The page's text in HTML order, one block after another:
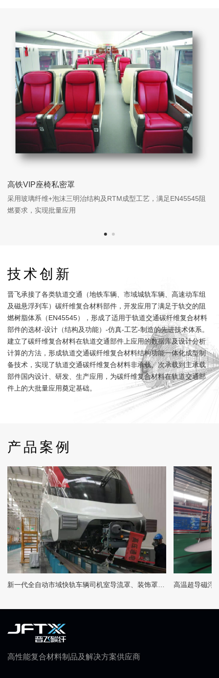
高铁VIP座椅私密罩
采用玻璃纤维+泡沫三明治结构及RTM成型工艺，满足EN45545阻
燃要求，实现批量应用
标动设备舱
采用预浸料模压、袋压工艺，满足EN45545阻燃、UIC651抗冲击、
IEC61373振动冲击等要求，实现减重30%以上
通过了一千万次的疲劳测试和60万公里路试
技术创新
晋飞承接了各类轨道交通（地铁车辆、市域城轨车辆、高速动车组
及磁悬浮列车）碳纤维复合材料部件，开发应用了满足于轨交的阻
燃树脂体系（EN45545），形成了适用于轨道交通碳纤维复合材料
部件的选材-设计（结构及功能）-仿真-工艺-制造的先进技术体系。
建立了碳纤维复合材料在轨道交通部件上应用的数据库及设计分析
计算的方法，形成轨道交通碳纤维复合材料结构功能一体化成型制
备技术，实现了轨道交通碳纤维复合材料非承载、次承载到主承载
部件国内设计、研发、生产应用，为碳纤维复合材料在轨道交通部
件上的大批量应用奠定基础。
产品案例
高温超导磁浮
高性能复合材料制品及解决方案供应商